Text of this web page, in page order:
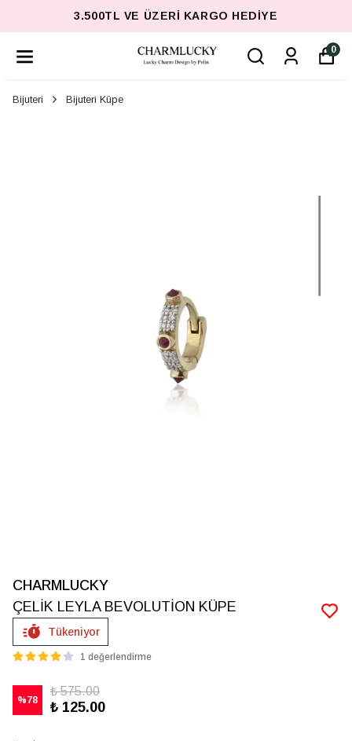
3.500TL VE ÜZERI KARGO HEDIYE
0
Bijuteri Bijuteri Küpe
CHARMLUCKY
ÇELİK LEYLA BEVOLUTİON KÜPE
Tükeniyor
1 değerlendirme
%78
₺ 575.00
₺ 125.00